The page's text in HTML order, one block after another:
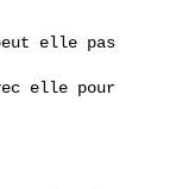
elle pas
elle pour